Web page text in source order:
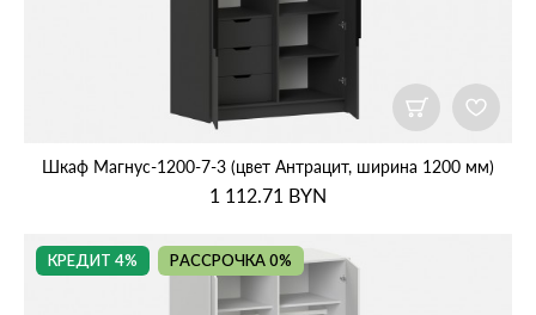
Шкаф Магнус‑1200‑7‑3 (цвет Антрацит, ширина 1200 мм)
1 112.71 BYN
КРЕДИТ 4% РАССРОЧКА 0%